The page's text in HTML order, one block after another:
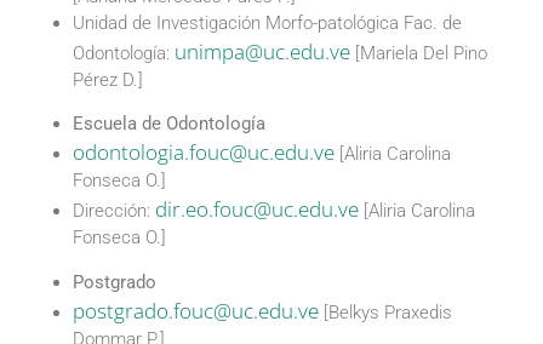
Unidad de Investigación Morfo-patológica Fac. de
Odontología: unimpa@uc.edu.ve [Mariela Del Pino
Pérez D.]
Escuela de Odontología
odontologia.fouc@uc.edu.ve [Aliria Carolina
Fonseca O.]
Dirección: dir.eo.fouc@uc.edu.ve [Aliria Carolina
Fonseca O.]
Postgrado
postgrado.fouc@uc.edu.ve [Belkys Praxedis
Dommar P.]